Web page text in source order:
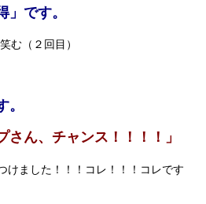
」です。
む（２回目）
さん、チャンス！！！！」
けました！！！コレ！！！コレです